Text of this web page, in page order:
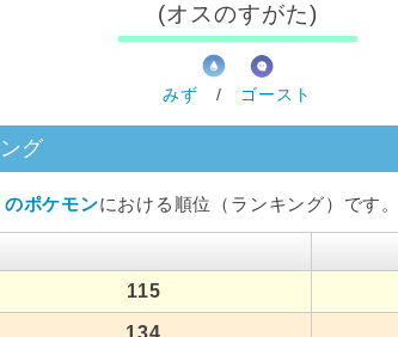
(オスのすがた)
みず / ゴースト
グ
ポケモンにおける順位（ランキング）です。
115
134